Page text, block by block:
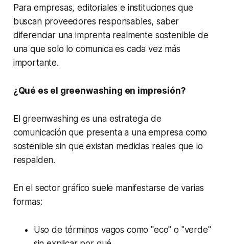
Para empresas, editoriales e instituciones que
buscan proveedores responsables, saber
diferenciar una imprenta realmente sostenible de
una que solo lo comunica es cada vez más
importante.
¿Qué es el greenwashing en impresión?
Elgreenwashing es una estrategia de
comunicación que presenta a una empresa como
sostenible sin que existan medidas reales que lo
respalden.
En el sector gráfico suele manifestarse de varias
formas:
Uso de términos vagos como "eco" o "verde"